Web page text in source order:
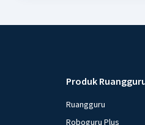
Produk
Ruangguru
Roboguru Plus